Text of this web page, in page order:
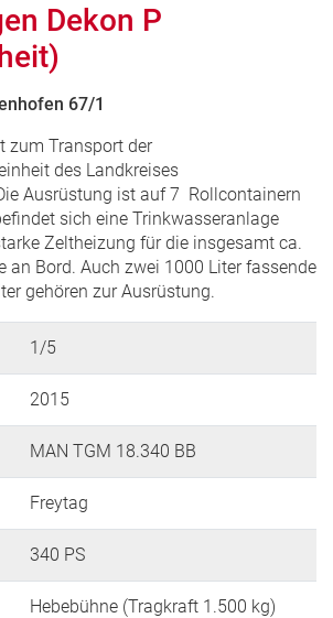
Dekon P
67/1
zum Transport der
des Landkreises
Ausrüstung ist auf 7 Rollcontainern
sich eine Trinkwasseranlage
Zeltheizung für die insgesamt ca.
an Bord. Auch zwei 1000 Liter fassende
gehören zur Ausrüstung.
1/5
2015
MAN TGM 18.340 BB
Freytag
340 PS
Hebebühne (Tragkraft 1.500 kg)